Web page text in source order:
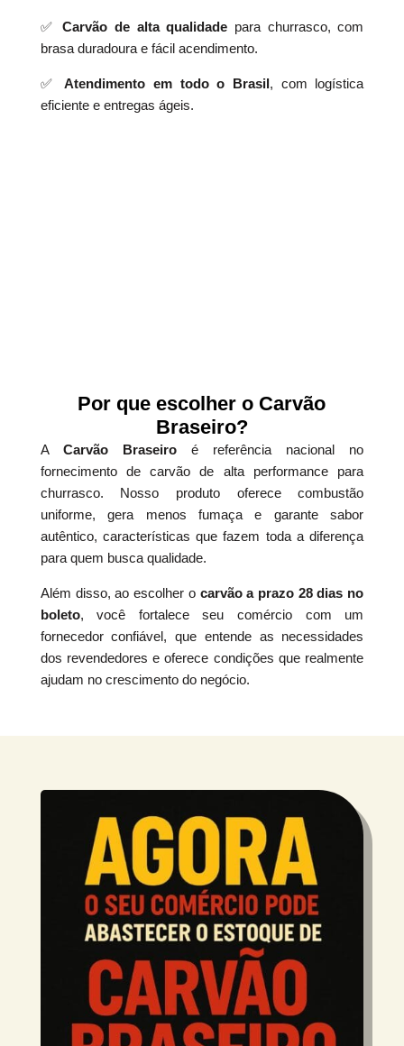
✅Carvão de alta qualidade para churrasco, com
brasa duradoura e fácil acendimento.
✅Atendimento em todo o Brasil, com logística
eficiente e entregas ágeis.
Por que escolher o Carvão
Braseiro?
A Carvão Braseiroé referência nacional no
fornecimento de carvão de alta performance para
churrasco. Nosso produto oferece combustão
uniforme, gera menos fumaça e garante sabor
autêntico, características que fazem toda a diferença
para quem busca qualidade.
Além disso, ao escolher o carvão a prazo 28 dias no
boleto, você fortalece seu comércio com um
fornecedor confiável, que entende as necessidades
dos revendedores e oferece condições que realmente
ajudam no crescimento do negócio.